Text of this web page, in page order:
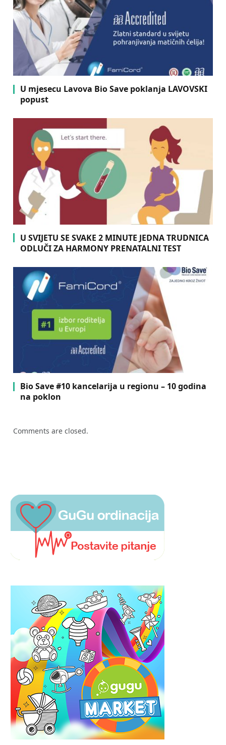
U mjesecu Lavova Bio Save poklanja LAVOVSKI
popust
U SVIJETU SE SVAKE 2 MINUTE JEDNA TRUDNICA
ODLUČI ZA HARMONY PRENATALNI TEST
Bio Save #10 kancelarija u regionu – 10 godina
na poklon
Comments are closed.